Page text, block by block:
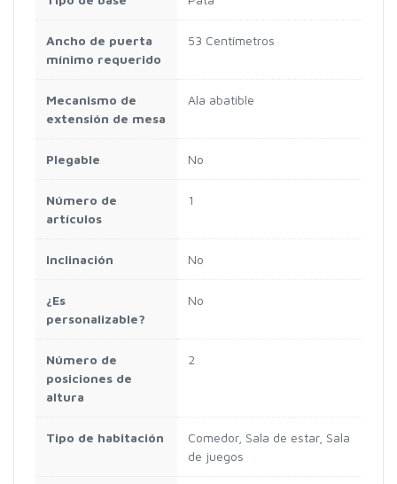
Ancho de puerta
mínimo requerido
53 Centímetros
Mecanismo de
extensión de mesa
Ala abatible
Plegable No
Número de
artículos
1
Inclinación No
¿Es
personalizable?
No
Número de
posiciones de
altura
2
Tipo de habitación
Comedor, Sala de estar, Sala
de juegos